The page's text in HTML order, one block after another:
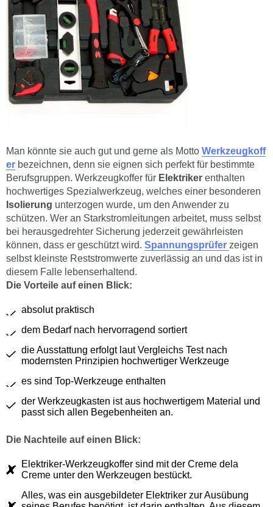
Man könnte sie auch gut und gerne als Motto Werkzeugkoff
er bezeichnen, denn sie eignen sich perfekt für bestimmte
Berufsgruppen. Werkzeugkoffer für Elektriker enthalten
hochwertiges Spezialwerkzeug, welches einer besonderen
Isolierung unterzogen wurde, um den Anwender zu
schützen. Wer an Starkstromleitungen arbeitet, muss selbst
bei herausgedrehter Sicherung jederzeit gewährleisten
können, dass er geschützt wird. Spannungsprüfer zeigen
selbst kleinste Reststromwerte zuverlässig an und das ist in
diesem Falle lebenserhaltend.
Die Vorteile auf einen Blick:
absolut praktisch
dem Bedarf nach hervorragend sortiert
die Ausstattung erfolgt laut Vergleichs Test nach
modernsten Prinzipien hochwertiger Werkzeuge
es sind Top-Werkzeuge enthalten
der Werkzeugkasten ist aus hochwertigem Material und
passt sich allen Begebenheiten an.
Die Nachteile auf einen Blick:
Elektriker-Werkzeugkoffer sind mit der Creme dela
Creme unter den Werkzeugen bestückt.
Alles, was ein ausgebildeter Elektriker zur Ausübung